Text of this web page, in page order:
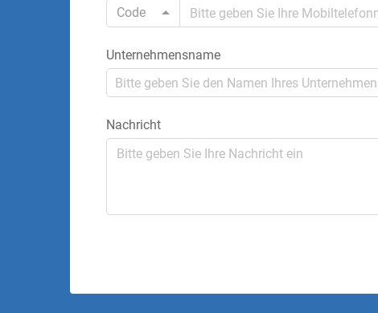
Code
Unternehmensname
Nachricht